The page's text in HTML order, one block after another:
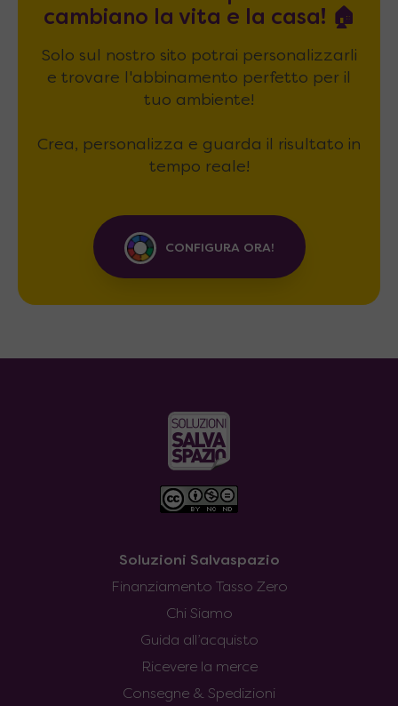
cambiano la vita e la casa! 🏠
Solo sul nostro sito potrai personalizzarli
e trovare l'abbinamento perfetto per il
tuo ambiente!
Crea, personalizza e guarda il risultato in
tempo reale!
CONFIGURA ORA!
Soluzioni Salvaspazio
Finanziamento Tasso Zero
Chi Siamo
Guida all’acquisto
Ricevere la merce
Consegne & Spedizioni